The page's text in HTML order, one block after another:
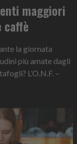
maggiori
caffè
la giornata
più amate dagli
L’O.N.F. –